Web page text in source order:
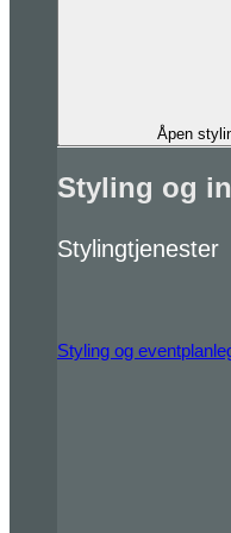
Åpen
Styling og
Stylingtjenester
Styling og